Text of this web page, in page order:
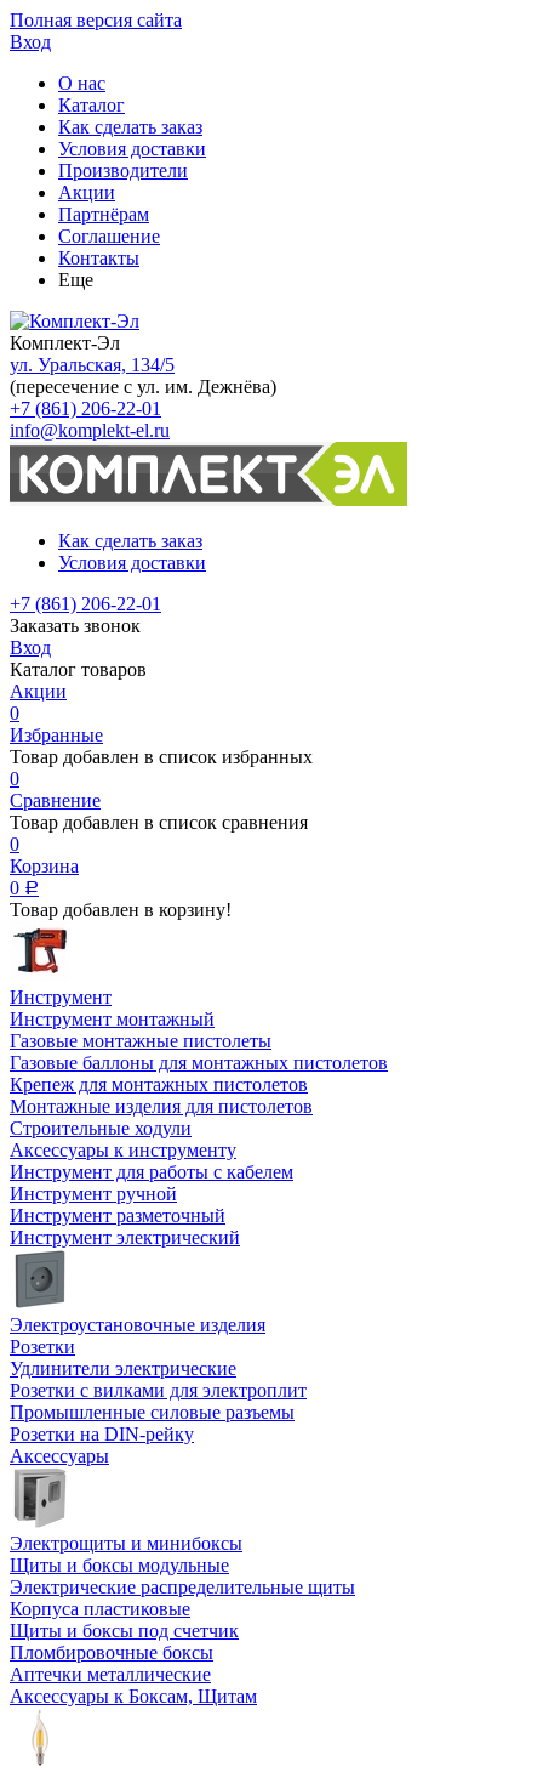
Полная версия сайта
Вход
О нас
Каталог
Как сделать заказ
Условия доставки
Производители
Акции
Партнёрам
Соглашение
Контакты
Еще
Комплект-Эл
ул. Уральская, 134/5
(пересечение с ул. им. Дежнёва)
+7 (861) 206-22-01
info@komplekt-el.ru
Как сделать заказ
Условия доставки
+7 (861) 206-22-01
Заказать звонок
Вход
Каталог товаров
Акции
0
Избранные
Товар добавлен в список избранных
0
Сравнение
Товар добавлен в список сравнения
0
Корзина
0 Р
Товар добавлен в корзину!
Инструмент
Инструмент монтажный
Газовые монтажные пистолеты
Газовые баллоны для монтажных пистолетов
Крепеж для монтажных пистолетов
Монтажные изделия для пистолетов
Строительные ходули
Аксессуары к инструменту
Инструмент для работы с кабелем
Инструмент ручной
Инструмент разметочный
Инструмент электрический
Электроустановочные изделия
Розетки
Удлинители электрические
Розетки с вилками для электроплит
Промышленные силовые разъемы
Розетки на DIN-рейку
Аксессуары
Электрощиты и минибоксы
Щиты и боксы модульные
Электрические распределительные щиты
Корпуса пластиковые
Щиты и боксы под счетчик
Пломбировочные боксы
Аптечки металлические
Аксессуары к Боксам, Щитам